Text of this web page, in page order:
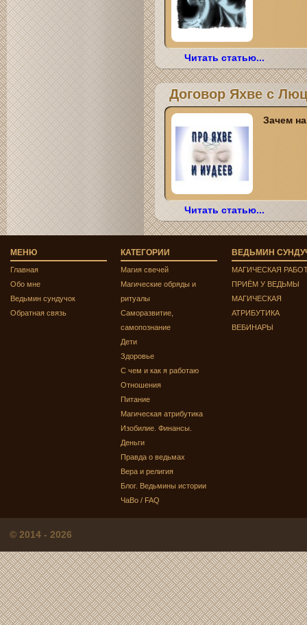
Читать статью...
Договор Яхве с
Зачем
Читать статью...
МЕНЮ
Главная
Обо мне
Ведьмин сундучок
Обратная связь
КАТЕГОРИИ
Магия свечей
Магические обряды и
ритуалы
Саморазвитие,
самопознание
Дети
Здоровье
С чем и как я работаю
Отношения
Питание
Магическая атрибутика
Изобилие. Финансы.
Деньги
Правда о ведьмах
Вера и религия
Блог. Ведьмины истории
ЧаВо / FAQ
ВЕДЬМИН
МАГИЧЕСКАЯ
ПРИЁМ У ВЕДЬМЫ
МАГИЧЕСКАЯ
АТРИБУТИКА
ВЕБИНАРЫ
© 2014 - 2026